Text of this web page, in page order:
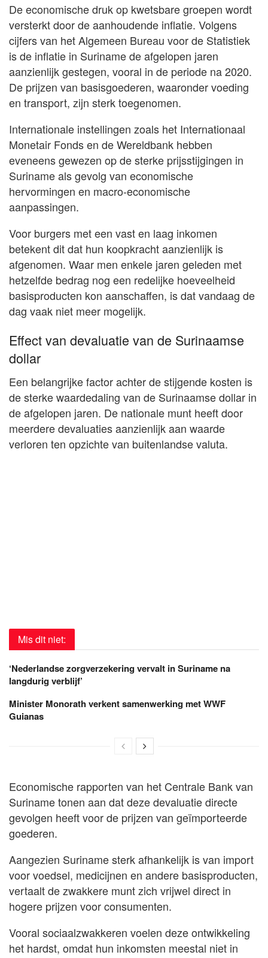
De economische druk op kwetsbare groepen wordt
versterkt door de aanhoudende inflatie. Volgens
cijfers van het Algemeen Bureau voor de Statistiek
is de inflatie in Suriname de afgelopen jaren
aanzienlijk gestegen, vooral in de periode na 2020.
De prijzen van basisgoederen, waaronder voeding
en transport, zijn sterk toegenomen.
Internationale instellingen zoals het Internationaal
Monetair Fonds en de Wereldbank hebben
eveneens gewezen op de sterke prijsstijgingen in
Suriname als gevolg van economische
hervormingen en macro-economische
aanpassingen.
Voor burgers met een vast en laag inkomen
betekent dit dat hun koopkracht aanzienlijk is
afgenomen. Waar men enkele jaren geleden met
hetzelfde bedrag nog een redelijke hoeveelheid
basisproducten kon aanschaffen, is dat vandaag de
dag vaak niet meer mogelijk.
Effect van devaluatie van de Surinaamse
dollar
Een belangrijke factor achter de stijgende kosten is
de sterke waardedaling van de Surinaamse dollar in
de afgelopen jaren. De nationale munt heeft door
meerdere devaluaties aanzienlijk aan waarde
verloren ten opzichte van buitenlandse valuta.
Mis dit niet:
‘Nederlandse zorgverzekering vervalt in Suriname na
langdurig verblijf’
Minister Monorath verkent samenwerking met WWF
Guianas
Economische rapporten van het Centrale Bank van
Suriname tonen aan dat deze devaluatie directe
gevolgen heeft voor de prijzen van geïmporteerde
goederen.
Aangezien Suriname sterk afhankelijk is van import
voor voedsel, medicijnen en andere basisproducten,
vertaalt de zwakkere munt zich vrijwel direct in
hogere prijzen voor consumenten.
Vooral sociaalzwakkeren voelen deze ontwikkeling
het hardst, omdat hun inkomsten meestal niet in